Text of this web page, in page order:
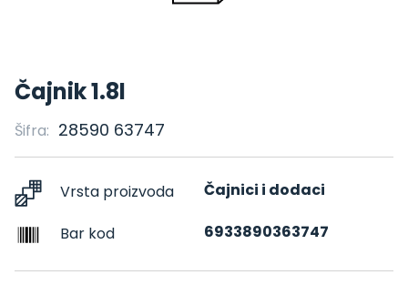
Čajnik 1.8l
Šifra: 28590 63747
Vrsta proizvoda Čajnici i dodaci
Bar kod 6933890363747